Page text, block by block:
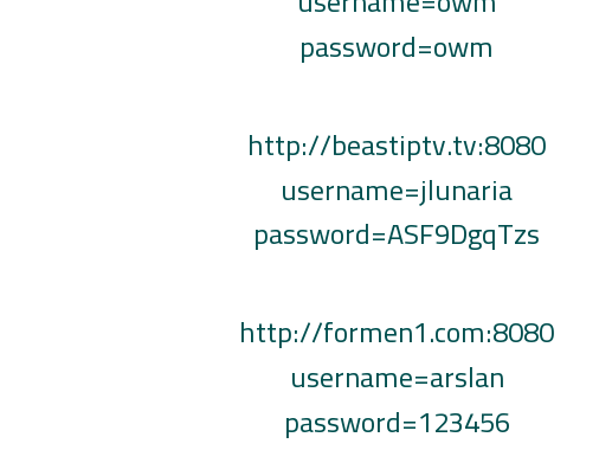
password=owm
http://beastiptv.tv:8080
username=jlunaria
password=ASF9DgqTzs
http://formen1.com:8080
username=arslan
password=123456